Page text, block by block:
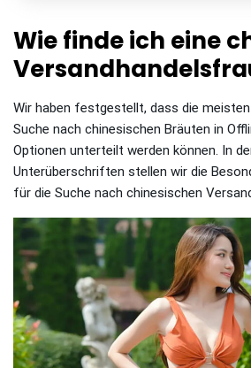
Wie finde ich eine
Wir haben festgestellt, dass die
Suche nach chinesischen Bräuten in
Optionen unterteilt werden können. In
Unterüberschriften stellen wir die
für die Suche nach chinesischen